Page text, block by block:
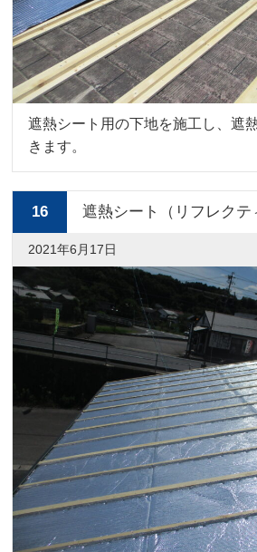
遮熱シート用の下地を施工し、遮
きます。
16 遮熱シート（リフレクテ
2021年6月17日